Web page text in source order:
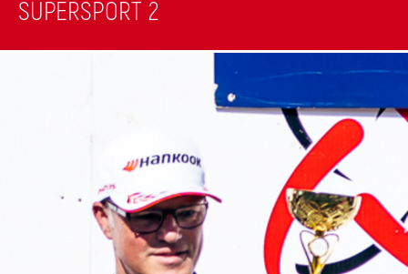
SUPERSPORT 2